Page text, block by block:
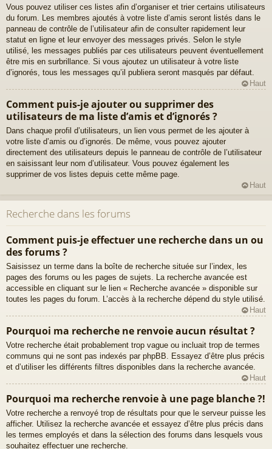
Vous pouvez utiliser ces listes afin d’organiser et trier certains utilisateurs
du forum. Les membres ajoutés à votre liste d’amis seront listés dans le
panneau de contrôle de l’utilisateur afin de consulter rapidement leur
statut en ligne et leur envoyer des messages privés. Selon le style
utilisé, les messages publiés par ces utilisateurs peuvent éventuellement
être mis en surbrillance. Si vous ajoutez un utilisateur à votre liste
d’ignorés, tous les messages qu’il publiera seront masqués par défaut.
Haut
Comment puis-je ajouter ou supprimer des
utilisateurs de ma liste d’amis et d’ignorés ?
Dans chaque profil d’utilisateurs, un lien vous permet de les ajouter à
votre liste d’amis ou d’ignorés. De même, vous pouvez ajouter
directement des utilisateurs depuis le panneau de contrôle de l’utilisateur
en saisissant leur nom d’utilisateur. Vous pouvez également les
supprimer de vos listes depuis cette même page.
Haut
Recherche dans les forums
Comment puis-je effectuer une recherche dans un ou
des forums ?
Saisissez un terme dans la boîte de recherche située sur l’index, les
pages des forums ou les pages de sujets. La recherche avancée est
accessible en cliquant sur le lien « Recherche avancée » disponible sur
toutes les pages du forum. L’accès à la recherche dépend du style utilisé.
Haut
Pourquoi ma recherche ne renvoie aucun résultat ?
Votre recherche était probablement trop vague ou incluait trop de termes
communs qui ne sont pas indexés par phpBB. Essayez d’être plus précis
et d’utiliser les différents filtres disponibles dans la recherche avancée.
Haut
Pourquoi ma recherche renvoie à une page blanche ?!
Votre recherche a renvoyé trop de résultats pour que le serveur puisse les
afficher. Utilisez la recherche avancée et essayez d’être plus précis dans
les termes employés et dans la sélection des forums dans lesquels vous
souhaitez effectuer une recherche.